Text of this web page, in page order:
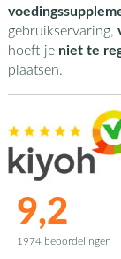
gebruikservaring,
hoeft je niet te
plaatsen.
9,2
1974 beoordelingen